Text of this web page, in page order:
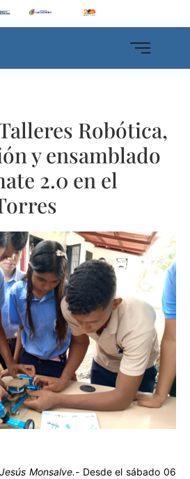
Robótica,
y ensamblado
2.0 en el
Monsalve.-Desde el sábado 06